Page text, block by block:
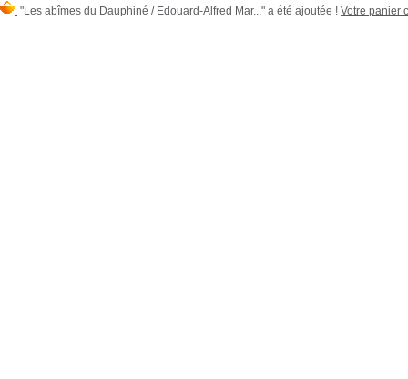
"Les abîmes du Dauphiné / Edouard-Alfred Mar..." a été ajoutée ! Votre panier